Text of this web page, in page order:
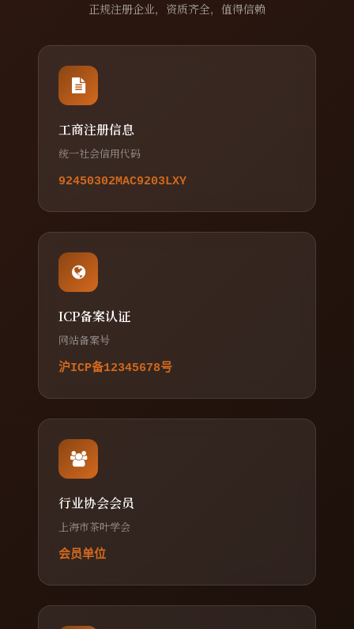
正规注册企业，资质齐全，值得信赖
工商注册信息
统一社会信用代码
92450302MAC9203LXY
ICP备案认证
网站备案号
沪ICP备12345678号
行业协会会员
上海市茶叶学会
会员单位